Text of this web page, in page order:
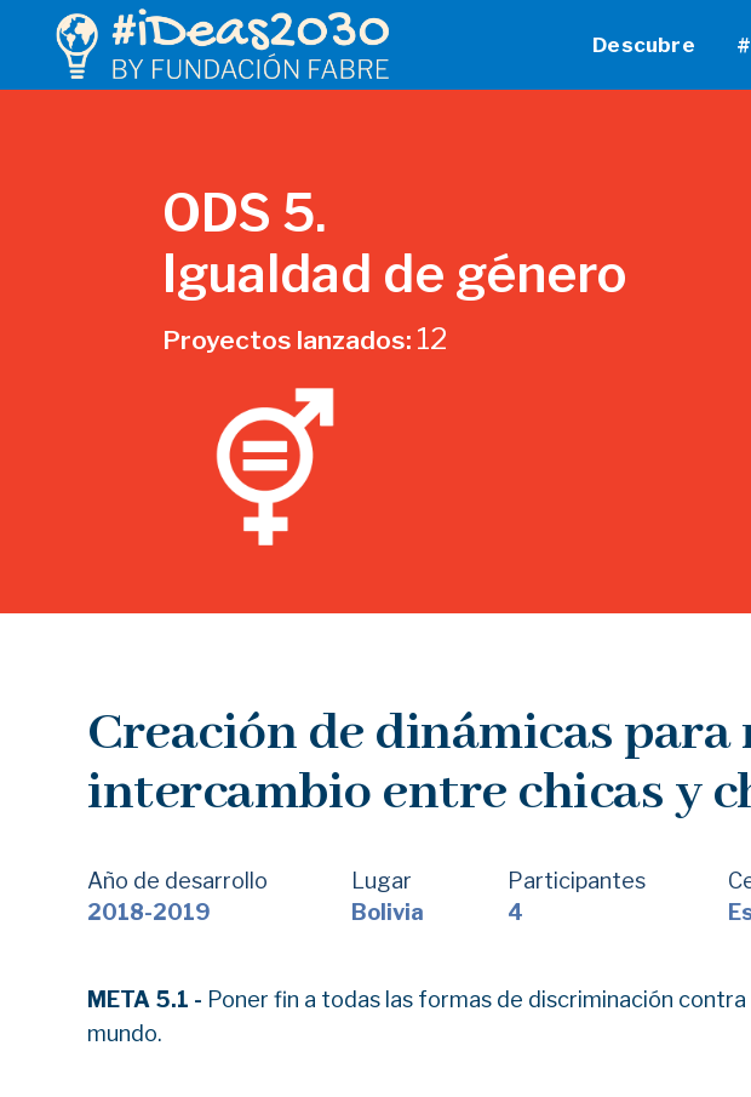
Descubre
ODS 5.
Igualdad de género
Proyectos lanzados: 12
Creación de dinámicas
intercambio entre chicas y
Año de desarrollo
2018-2019
Lugar
Bolivia
Participantes
4
META 5.1 - Poner fin a todas las formas de discriminación
mundo.